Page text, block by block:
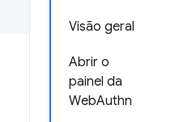
Visão geral
Abrir o
painel da
WebAuthn